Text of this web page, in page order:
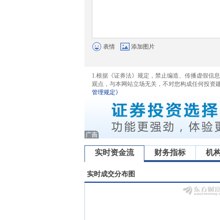
表情 添加图片
1.根据《证券法》规定，禁止编造、传播虚假信
观点，与本网站立场无关，不对您构成任何投资
管理规定》
实时资金流 财务指标 机
实时成交分布图